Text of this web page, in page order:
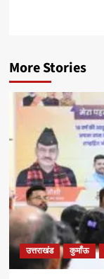
More Stories
उत्तराखंड कुमाँऊ